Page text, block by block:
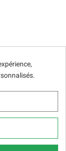
sapins de Noël
France
-Politique de